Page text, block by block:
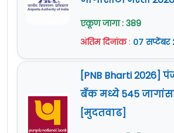
जागांसाठी भरती 2026
एकूण जागा : 389
अंतिम दिनांक : ०७ सप्टेंबर
[PNB Bharti 2026]
बँक मध्ये 545
[मुदतवाढ]